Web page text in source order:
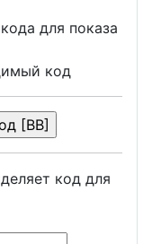
для показа
код
код для